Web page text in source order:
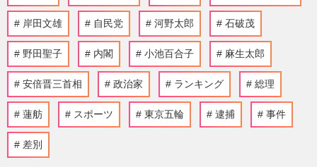
岸田文雄 自民党 河野太郎 石破茂
野田聖子 内閣 小池百合子 麻生太郎
安倍晋三首相 政治家 ランキング 総理
蓮舫 スポーツ 東京五輪 逮捕 事件
差別